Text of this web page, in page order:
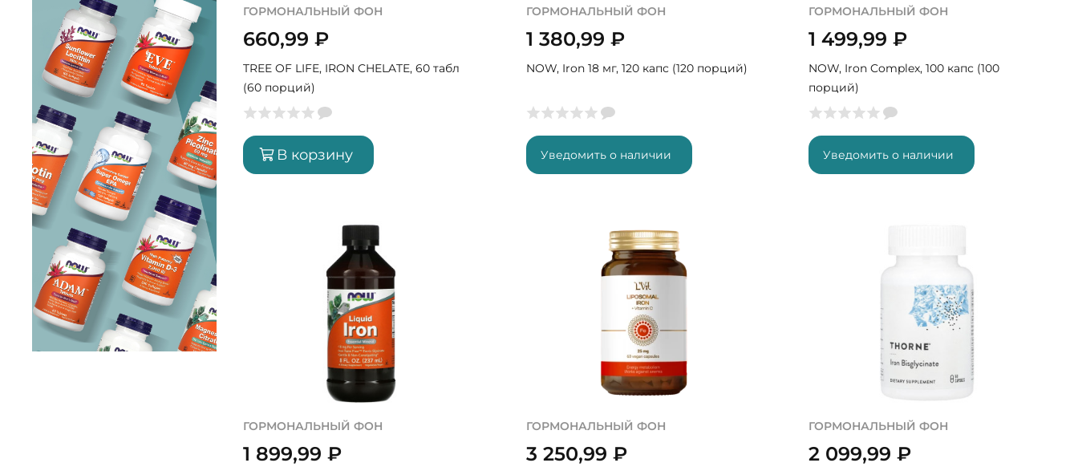
ГОРМОНАЛЬНЫЙ ФОН
660,99 ₽
TREE OF LIFE, IRON CHELATE, 60 табл
(60 порций)
В корзину
ГОРМОНАЛЬНЫЙ ФОН
1 380,99 ₽
NOW, Iron 18 мг, 120 капс (120 порций)
Уведомить о наличии
ГОРМОНАЛЬНЫЙ ФОН
1 499,99₽
NOW, Iron Complex, 100 капс (100
порций)
Уведомить о наличии
ГОРМОНАЛЬНЫЙ ФОН
1 899,99 ₽
ГОРМОНАЛЬНЫЙ ФОН
3 250,99 ₽
ГОРМОНАЛЬНЫЙ ФОН
2 099,99₽